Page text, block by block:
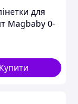
для
Magbaby 0-
Купити